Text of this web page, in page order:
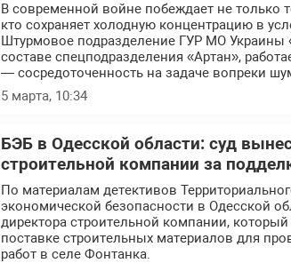
В современной войне побеждает не только
кто сохраняет холодную концентрацию в
Штурмовое подразделение ГУР МО Украины
составе спецподразделения «Артан»,
— сосредоточенность на задаче вопреки
5 марта, 10:34
БЭБ в Одесской области: суд
строительной компании за
По материалам детективов
экономической безопасности в Одесской
директора строительной компании,
поставке строительных материалов для
работ в селе Фонтанка.